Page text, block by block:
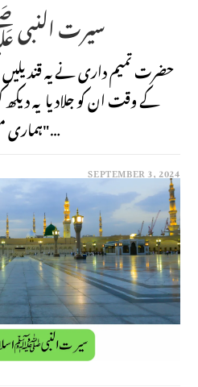
سیرت
حضرت تمیم داری نے یہ
کے وقت ان کو جلادیا یہ
"ہماری مسجد روشن ہوگئی، اللہ تعالٰی…
SEPTEMBER 3, 2024